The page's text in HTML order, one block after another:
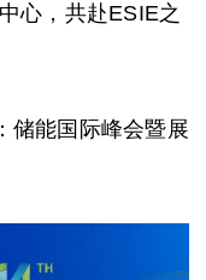
心，共赴ESIE之
储能国际峰会暨展